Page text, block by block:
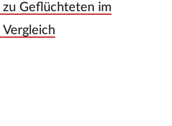
zu Geflüchteten im